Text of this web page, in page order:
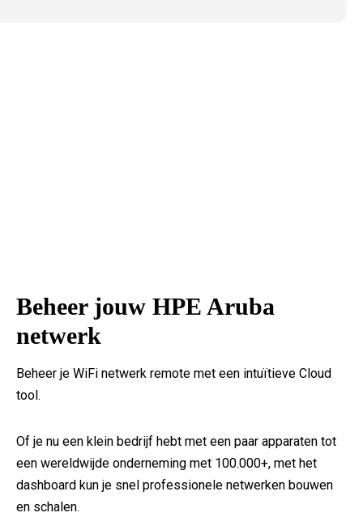
Beheer jouw HPE Aruba
netwerk
Beheer je WiFi netwerk remote met een intuïtieve Cloud
tool.
Of je nu een klein bedrijf hebt met een paar apparaten tot
een wereldwijde onderneming met 100.000+, met het
dashboard kun je snel professionele netwerken bouwen
en schalen.